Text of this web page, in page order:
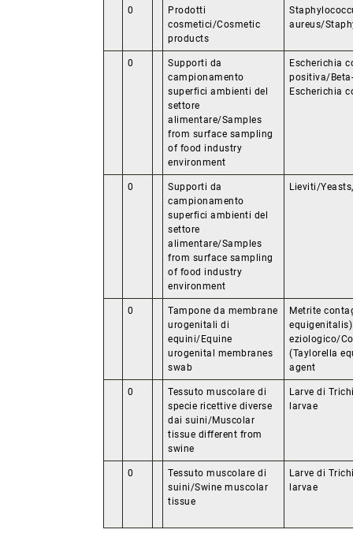
0
Prodotti
cosmetici/Cosmetic
products
aureus/
0
Supporti da
campionamento
superfici ambienti del
settore
alimentare/Samples
from surface sampling
of food industry
environment
Escherichia
positiva/
Escherichia
0
Supporti da
campionamento
superfici ambienti del
settore
alimentare/Samples
from surface sampling
of food industry
environment
Lieviti/
0
Tampone da membrane
urogenitali di
equini/Equine
urogenital membranes
swab
Metrite
eziologico/
(Taylorella
agent
0
Tessuto muscolare di
specie ricettive diverse
dai suini/Muscolar
tissue different from
swine
Larve di
larvae
0
Tessuto muscolare di
suini/Swine muscolar
tissue
Larve di
larvae